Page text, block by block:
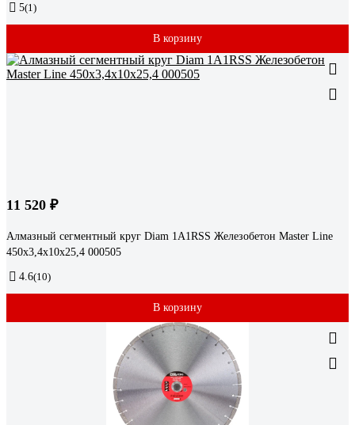
5(1)
В корзину
11 520 ₽
Алмазный сегментный круг Diam 1A1RSS Железобетон Master Line
450x3,4x10x25,4 000505
4.6(10)
В корзину